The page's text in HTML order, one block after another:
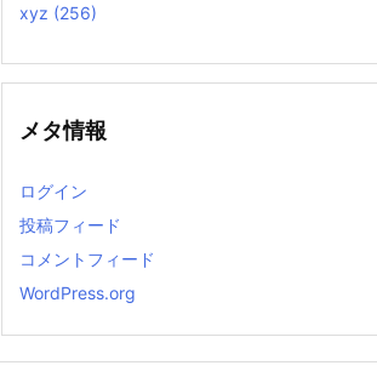
xyz (256)
メタ情報
ログイン
投稿フィード
コメントフィード
WordPress.org